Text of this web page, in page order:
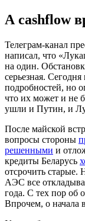
А cashflow
Телеграм-канал
написал, что
на один.
серьезная.
подробностей, но
что их может и не
ушли и Путин, и
После майской
вопросы стороны
решенными и
кредиты Беларусь
отсрочить старые.
АЭС все
года. С тех пор об
Впрочем, о начала